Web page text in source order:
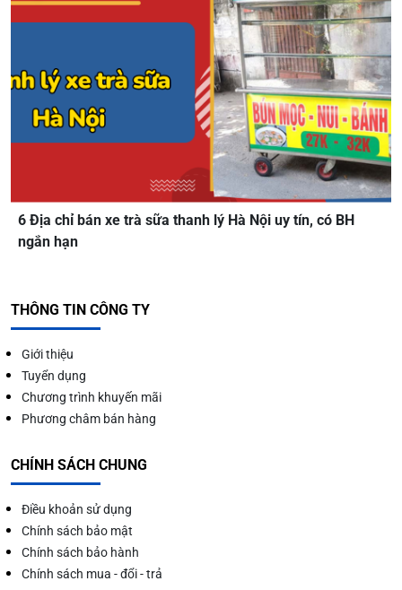
6 Địa chỉ bán xe trà sữa thanh lý Hà Nội uy tín, có BH
ngắn hạn
THÔNG TIN CÔNG TY
Giới thiệu
Tuyển dụng
Chương trình khuyến mãi
Phương châm bán hàng
CHÍNH SÁCH CHUNG
Điều khoản sử dụng
Chính sách bảo mật
Chính sách bảo hành
Chính sách mua - đổi - trả